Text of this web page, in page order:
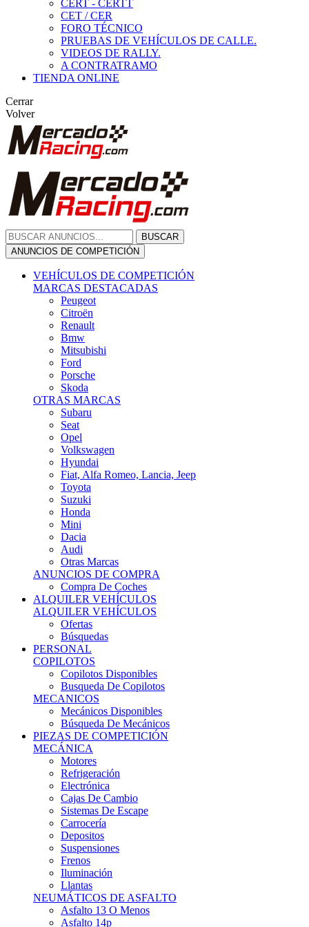
CERT - CERTT
CET / CER
FORO TÉCNICO
PRUEBAS DE VEHÍCULOS DE CALLE.
VIDEOS DE RALLY.
A CONTRATRAMO
TIENDA ONLINE
Cerrar
Volver
BUSCAR
ANUNCIOS DE COMPETICIÓN
VEHÍCULOS DE COMPETICIÓN
MARCAS DESTACADAS
Peugeot
Citroën
Renault
Bmw
Mitsubishi
Ford
Porsche
Skoda
OTRAS MARCAS
Subaru
Seat
Opel
Volkswagen
Hyundai
Fiat, Alfa Romeo, Lancia, Jeep
Toyota
Suzuki
Honda
Mini
Dacia
Audi
Otras Marcas
ANUNCIOS DE COMPRA
Compra De Coches
ALQUILER VEHÍCULOS
ALQUILER VEHÍCULOS
Ofertas
Búsquedas
PERSONAL
COPILOTOS
Copilotos Disponibles
Busqueda De Copilotos
MECANICOS
Mecánicos Disponibles
Búsqueda De Mecánicos
PIEZAS DE COMPETICIÓN
MECÁNICA
Motores
Refrigeración
Electrónica
Cajas De Cambio
Sistemas De Escape
Carrocería
Depositos
Suspensiones
Frenos
Iluminación
Llantas
NEUMÁTICOS DE ASFALTO
Asfalto 13 O Menos
Asfalto 14p